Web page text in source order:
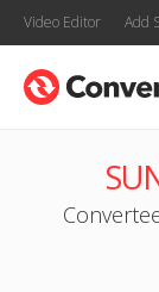
Video Editor Add